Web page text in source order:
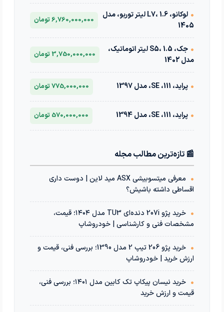
•
لوکانو، L7، 1.6 لیتر توربو، مدل
1405
6,760,000,000 تومان
•
جک، S5، 1.5 لیتر اتوماتیک،
مدل 1402
3,750,000,000 تومان
• پراید، 111، SE، مدل 1397 775,000,000 تومان
• پراید، 111، SE، مدل 1394 570,000,000 تومان
📰 تازه‌ترین مطالب مجله
•
معرفی میتسوبیشی ASX مید لاین | دوست داری
اقساطی داشته باشیش؟
•
خرید پژو 207i دنده‌ای TU3 مدل ۱۴۰۴؛ قیمت،
مشخصات فنی و کارشناسی | خودروشاپ
•
خرید پژو 206 تیپ 2 مدل 1390؛ بررسی فنی، قیمت و
ارزش خرید | خودروشاپ
•
خرید نیسان پیکاپ تک کابین مدل ۱۴۰۱؛ بررسی فنی،
قیمت و ارزش خرید